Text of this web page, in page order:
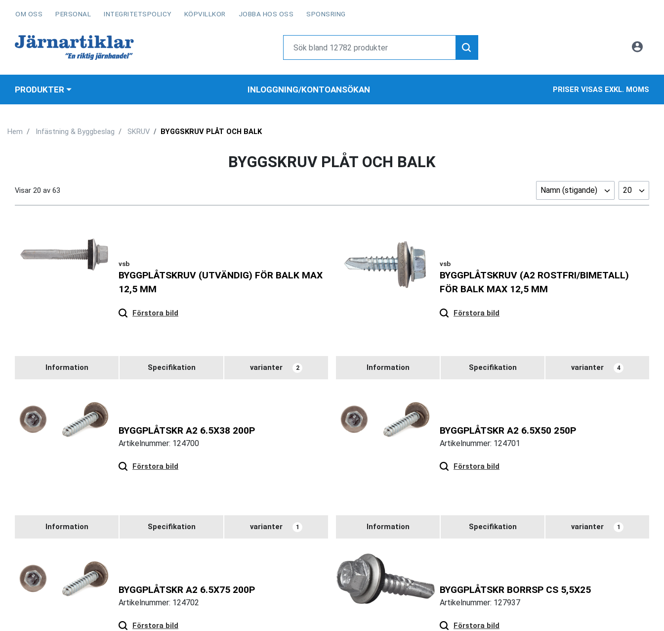
OM OSS PERSONAL INTEGRITETSPOLICY KÖPVILLKOR JOBBA HOS OSS SPONSRING
PRODUKTER INLOGGNING/KONTOANSÖKAN PRISER VISAS EXKL. MOMS
Hem Infästning & Byggbeslag SKRUV BYGGSKRUV PLÅT OCH BALK
BYGGSKRUV PLÅT OCH BALK
Visar 20 av 63 Namn (stigande) 20
vsb
BYGGPLÅTSKRUV (UTVÄNDIG) FÖR BALK MAX
12,5 MM
Förstora bild
Information Specifikation varianter 2
vsb
BYGGPLÅTSKRUV (A2 ROSTFRI/BIMETALL)
FÖR BALK MAX 12,5 MM
Förstora bild
Hover
Information Specifikation varianter 4
BYGGPLÅTSKR A2 6.5X38 200P
Artikelnummer: 124700
Förstora bild
Information Specifikation varianter 1
BYGGPLÅTSKR A2 6.5X50 250P
Artikelnummer: 124701
Förstora bild
Information Specifikation varianter 1
BYGGPLÅTSKR A2 6.5X75 200P
Artikelnummer: 124702
Förstora bild
BYGGPLÅTSKR BORRSP CS 5,5X25
Artikelnummer: 127937
Förstora bild